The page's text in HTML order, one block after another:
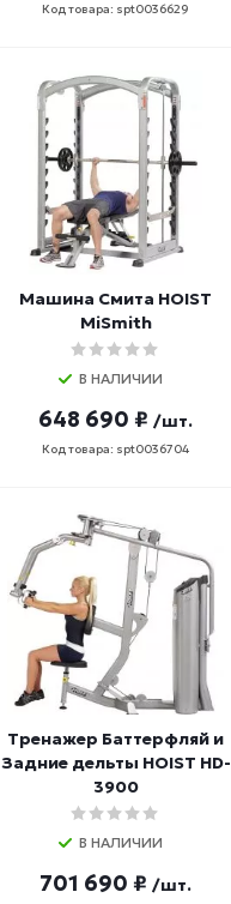
Код товара: spt0036629
Машина Смита HOIST
MiSmith
В НАЛИЧИИ
648 690 ₽ /шт.
Код товара: spt0036704
Тренажер Баттерфляй и
Задние дельты HOIST HD-
3900
В НАЛИЧИИ
701 690 ₽ /шт.